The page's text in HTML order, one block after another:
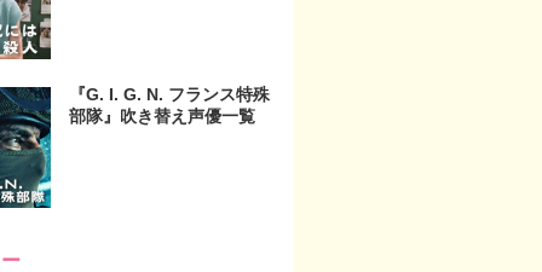
『G. I. G. N. フランス特殊
部隊』吹き替え声優一覧